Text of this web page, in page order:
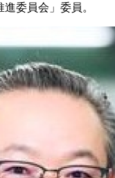
委員会」委員。